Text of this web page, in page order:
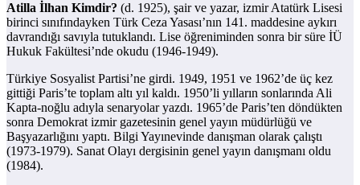
Atilla İlhan Kimdir? (d. 1925), şair ve yazar, izmir Atatürk Lisesi
birinci sınıfındayken Türk Ceza Yasası’nın 141. maddesine aykırı
davrandığı savıyla tutuklandı. Lise öğreniminden sonra bir süre İÜ
Hukuk Fakültesi’nde okudu (1946-1949).
Türkiye Sosyalist Partisi’ne girdi. 1949, 1951 ve 1962’de üç kez
gittiği Paris’te toplam altı yıl kaldı. 1950’li yılların sonlarında Ali
Kapta-noğlu adıyla senaryolar yazdı. 1965’de Paris’ten döndükten
sonra Demokrat izmir gazetesinin genel yayın müdürlüğü ve
Başyazarlığını yaptı. Bilgi Yayınevinde danışman olarak çalıştı
(1973-1979). Sanat Olayı dergisinin genel yayın danışmanı oldu
(1984).